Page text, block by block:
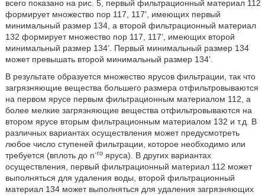
всего показано на рис. 5, первый фильтрационный материал 112
формирует множество пор 117, 117’, имеющих первый
минимальный размер 134, а второй фильтрационный материал
132 формирует множество пор 117, 117’, имеющих второй
минимальный размер 134’. Первый минимальный размер 134
может превышать второй минимальный размер 134’.
В результате образуется множество ярусов фильтрации, так что
загрязняющие вещества большего размера отфильтровываются
на первом ярусе первым фильтрационным материалом 112, а
более мелкие загрязняющие вещества отфильтровываются на
втором ярусе вторым фильтрационным материалом 132 и т.д. В
различных вариантах осуществления может предусмотреть
любое число ступеней фильтрации, которое необходимо или
требуется (вплоть до n-гояруса). В других вариантах
осуществления, первый фильтрационный материал 112 может
выполняться для удаления воды, второй фильтрационный
материал 134 может выполняться для удаления загрязняющих